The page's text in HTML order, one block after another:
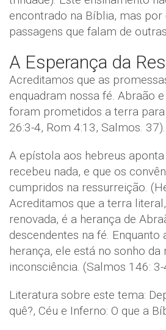
encontrado na Bíblia, mas
passagens que falam de
A Esperança da
Acreditamos que as
enquadram nossa fé. Abraão
foram prometidos a terra para
26:3-4, Rom 4:13, Salmos. 37).
A epístola aos hebreus
recebeu nada, e que os
cumpridos na ressurreição.
Acreditamos que a terra
renovada, é a herança de
descendentes na fé. Enquanto
herança, ele está no sonho
inconsciência. (Salmos 146: 3-
Literatura sobre este tema:
quê?, Céu e Inferno: O que a